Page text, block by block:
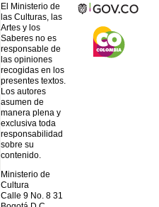
El Ministerio de
las Culturas, las
Artes y los
Saberes no es
responsable de
las opiniones
recogidas en los
presentes textos.
Los autores
asumen de
manera plena y
exclusiva toda
responsabilidad
sobre su
contenido.
Ministerio de
Cultura
Calle 9 No. 8 31